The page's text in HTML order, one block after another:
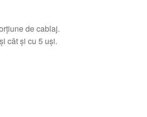
de cablaj.
cât și cu 5 uși.